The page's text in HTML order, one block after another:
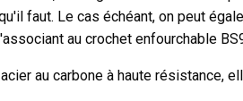
faut. Le cas échéant, on peut
au crochet enfourchable
au carbone à haute résistance,